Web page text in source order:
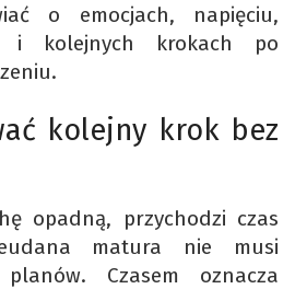
o emocjach, napięciu,
i kolejnych krokach po
kolejny krok bez
opadną, przychodzi czas
matura nie musi
Czasem oznacza